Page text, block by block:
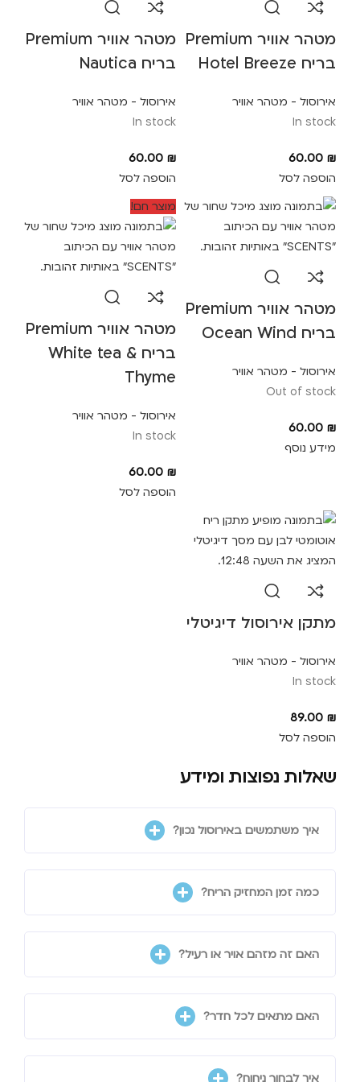
מטהר אוויר Premium
בריח Hotel Breeze
אירוסול - מטהר אוויר
In stock
60.00 ₪
הוספה לסל
מטהר אוויר Premium
בריח Nautica
אירוסול - מטהר אוויר
In stock
60.00 ₪
הוספה לסל
מטהר אוויר Premium
בריח Ocean Wind
אירוסול - מטהר אוויר
Out of stock
60.00 ₪
מידע נוסף
מוצר חם!
מטהר אוויר Premium
בריח White tea &
Thyme
אירוסול - מטהר אוויר
In stock
60.00 ₪
הוספה לסל
מתקן אירוסול דיגיטלי
אירוסול - מטהר אוויר
In stock
89.00 ₪
הוספה לסל
שאלות נפוצות ומידע
איך משתמשים באירוסול נכון?
כמה זמן המחזיק הריח?
האם זה מזהם אויר או רעיל?
האם מתאים לכל חדר?
איך לבחור ניחוח?